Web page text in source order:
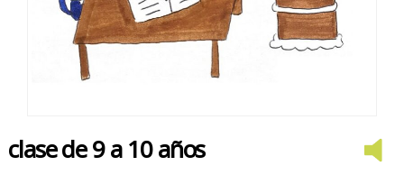
clase de 9 a 10 años